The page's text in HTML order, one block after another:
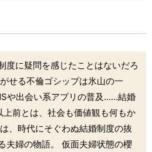
度に疑問を感じたことはないだろ
せる不倫ゴシップは氷山の一
や出会い系アプリの普及……結婚
前とは、社会も価値観も何もか
、時代にそぐわぬ結婚制度の抜
夫婦の物語。 仮面夫婦状態の櫻